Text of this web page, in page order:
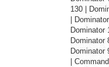
130 |
|
Dominator
Dominator
Dominator
|